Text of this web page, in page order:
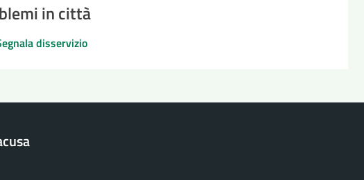
in città
disservizio